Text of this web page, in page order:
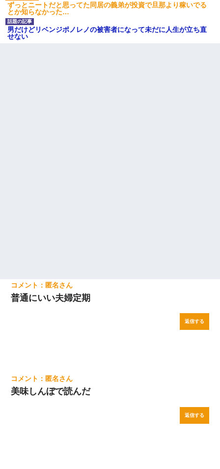
ずっとニートだと思ってた同居の義弟が投資で旦那より稼いでる
とか知らなかった…
男だけどリベンジポノレノの被害者になって未だに人生が立ち直
せない
匿名
普通にいい夫婦定期
返信する
匿名
美味しんぼで読んだ
返信する